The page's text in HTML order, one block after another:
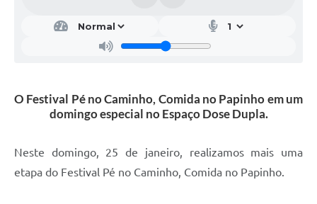
O Festival Pé no Caminho, Comida no Papinho em um
domingo especial no Espaço Dose Dupla.
Neste domingo, 25 de janeiro, realizamos mais uma
etapa do Festival Pé no Caminho, Comida no Papinho.